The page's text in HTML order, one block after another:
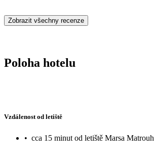
Zobrazit všechny recenze
Poloha hotelu
Vzdálenost od letiště
• cca 15 minut od letiště Marsa Matrouh